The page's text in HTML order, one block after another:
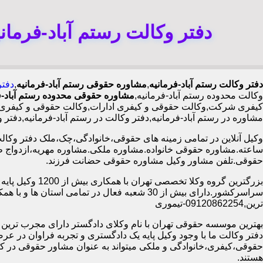
دفتر وکالت رستم آباد-
دفتر وکالت رستم آباد-فرمانیه,مشاوره حقوقی رستم آباد-فرمانیه,
وکالت محدوده رستم آباد-فرمانیه,مشاوره حقوقی محدوده رستم آباد-
کیفری شرکت,وکالت حقوقی و کیفری ادارات,وکالت حقوقی و کیفری
مشاوره در رستم آباد-فرمانیه,دفتر وکالت در رستم آباد-
ساعته.مشاوره حقوقی خانواده.مشاوره ملکی.مشاوره
حقوقی.تلفن مشاور وکیل مشاوره حقوقی حضانت فرزند.
بزرگترین گروه وکلا تخصصی
سراسرکشور.دارای بیش از 30 شعبه فعال در تمامی استان
ترین,09120862254-تیموری
بهترین موسسه حقوقی تهران با نام وکلای دادگستر دارای مجرب ترین
دفتر وکالت ما با وجود وکیل پایه یک دادگستری و تجربه فراوان در
حقوقی،کیفری،خانوادگی و ملکی میتواند به عنوان مشاور حقوقی در
هستند.